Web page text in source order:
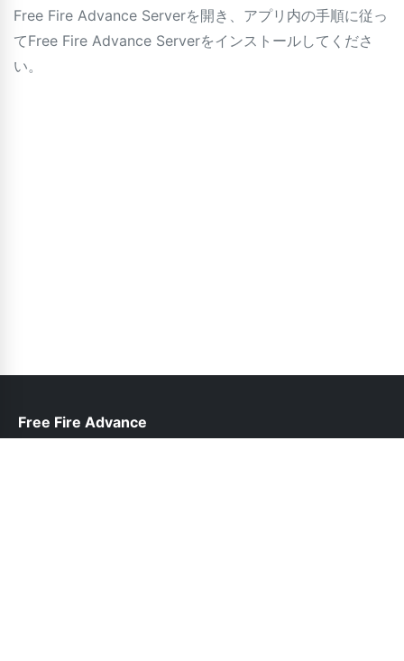
Free Fire Advance Serverを開き、アプリ内の手順に従っ
てFree Fire Advance Serverをインストールしてくださ
い。
Free Fire Advance